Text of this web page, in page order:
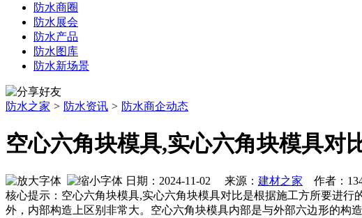
防水商圈
防水展会
防水产品
防水图库
防水新场景
防水之家 > 防水资讯 > 防水商企动态
空心六角块模具,实心六角块模具对
日期：2024-11-02 来源： 建材之家 作者：
核心提示：空心六角块模具,实心六角块模具对比是根据施工方所要进
外，内部构造上区别非常大。空心六角块模具内部是与外部六边形的构